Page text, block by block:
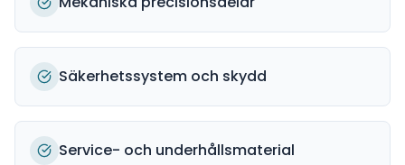
Säkerhetssystem och skydd
Service- och underhållsmaterial